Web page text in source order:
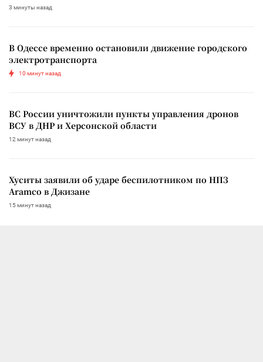
3 минуты назад
В Одессе временно остановили движение городского
электротранспорта
10 минут назад
ВС России уничтожили пункты управления дронов
ВСУ в ДНР и Херсонской области
12 минут назад
Хуситы заявили об ударе беспилотником по НПЗ
Aramco в Джизане
15 минут назад